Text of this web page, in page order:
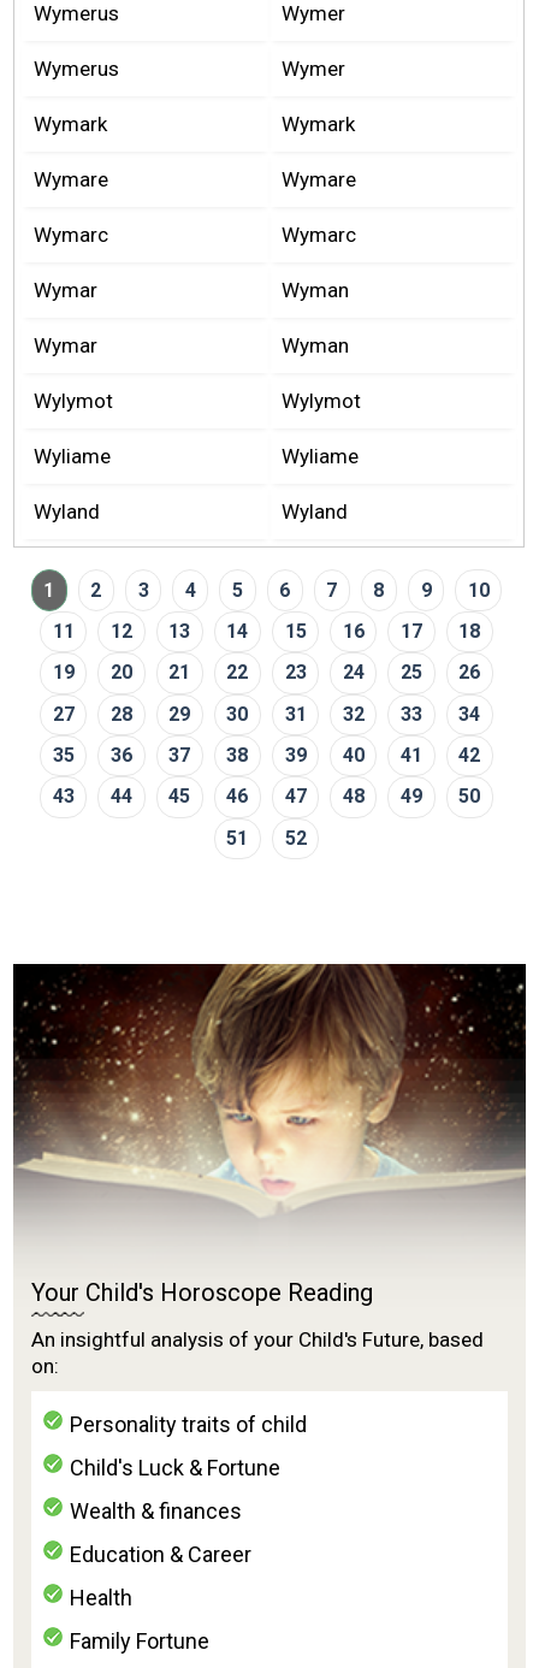
Wymerus Wymer
Wymerus Wymer
Wymark Wymark
Wymare Wymare
Wymarc Wymarc
Wymar Wyman
Wymar Wyman
Wylymot Wylymot
Wyliame Wyliame
Wyland Wyland
1 2 3 4 5 6 7 8 9
10
11
12 13 14 15 16 17
18
19
20 21 22 23 24 25
26
27
28 29 30 31 32 33
34
35
36 37 38 39 40 41
42
43
44 45 46 47 48 49
50
51
52
Your Child's Horoscope Reading
An insightful analysis of your Child's Future, based
on:
Personality traits of child
Child's Luck & Fortune
Wealth & finances
Education & Career
Health
Family Fortune